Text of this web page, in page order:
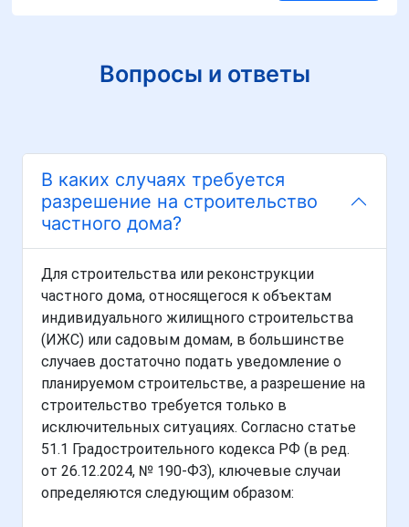
Вопросы и ответы
В каких случаях требуется
разрешение на строительство
частного дома?
Для строительства или реконструкции
частного дома, относящегося к объектам
индивидуального жилищного строительства
(ИЖС) или садовым домам, в большинстве
случаев достаточно подать уведомление о
планируемом строительстве, а разрешение на
строительство требуется только в
исключительных ситуациях. Согласно статье
51.1 Градостроительного кодекса РФ (в ред.
от 26.12.2024, № 190-ФЗ), ключевые случаи
определяются следующим образом: